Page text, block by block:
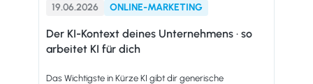
19.06.2026 ONLINE-MARKETING
Der KI-Kontext deines Unternehmens · so
arbeitet KI für dich
Das Wichtigste in Kürze KI gibt dir generische